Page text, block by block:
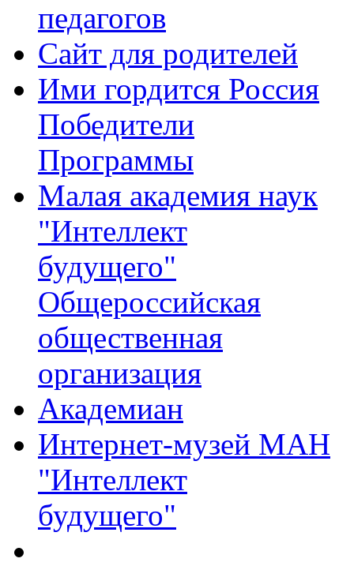
педагогов
Сайт для родителей
Ими гордится Россия
Победители
Программы
Малая академия наук
"Интеллект
будущего"
Общероссийская
общественная
организация
Академиан
Интернет-музей МАН
"Интеллект
будущего"